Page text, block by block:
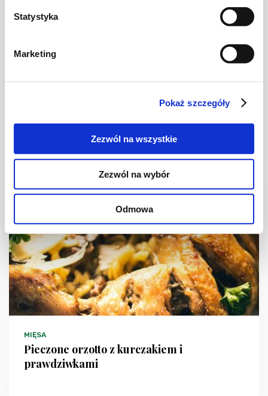
Statystyka
Marketing
Pokaż szczegóły
Zezwól na wszystkie
Zezwól na wybór
Odmowa
SAŁATKI
1491 kcal
MIĘSA
Pieczone orzotto z kurczakiem i
prawdziwkami